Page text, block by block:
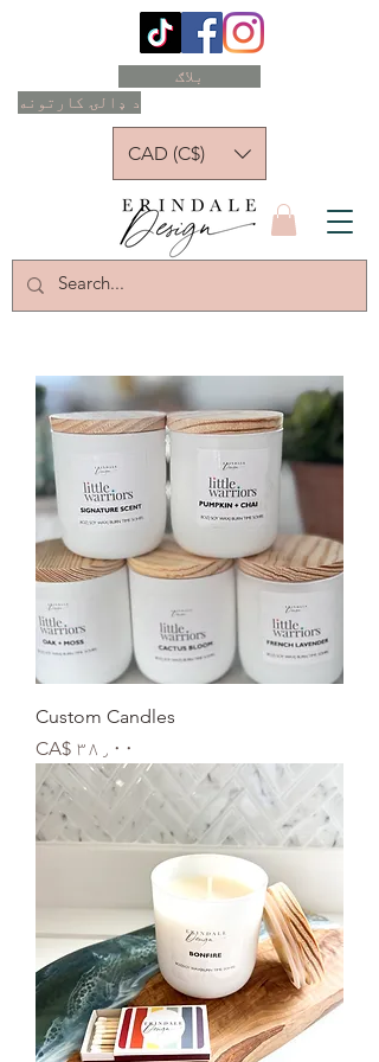
د ډالۍ کارتونه
بلاګ
CAD (C$)
Custom Candles
Price
CA$ ۳۸٫۰۰